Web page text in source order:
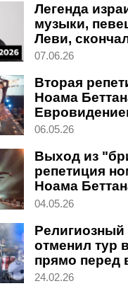
Легенда
музыки,
Леви,
возрасте 63
07.06.26
Вторая
Ноама
"Мощное,
06.05.26
Выход из
репетиция
Ноама
Евровидении
04.05.26
Религиозный
отменил тур
прямо перед
Бен-Гуриона
24.02.26